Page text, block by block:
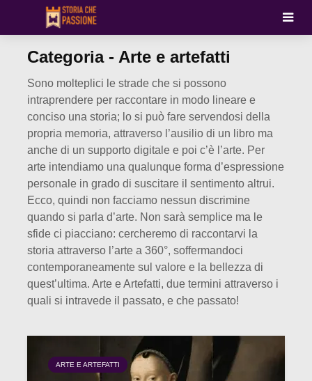
Categoria - Arte e artefatti
Sono molteplici le strade che si possono
intraprendere per raccontare in modo lineare e
conciso una storia; lo si può fare servendosi della
propria memoria, attraverso l’ausilio di un libro ma
anche di un supporto digitale e poi c’è l’arte. Per
arte intendiamo una qualunque forma d’espressione
personale in grado di suscitare il sentimento altrui.
Ecco, quindi non facciamo nessun discrimine
quando si parla d’arte. Non sarà semplice ma le
sfide ci piacciano: cercheremo di raccontarvi la
storia attraverso l’arte a 360°, soffermandoci
contemporaneamente sul valore e la bellezza di
quest’ultima. Arte e Artefatti, due termini attraverso i
quali si intravede il passato, e che passato!
ARTE E ARTEFATTI